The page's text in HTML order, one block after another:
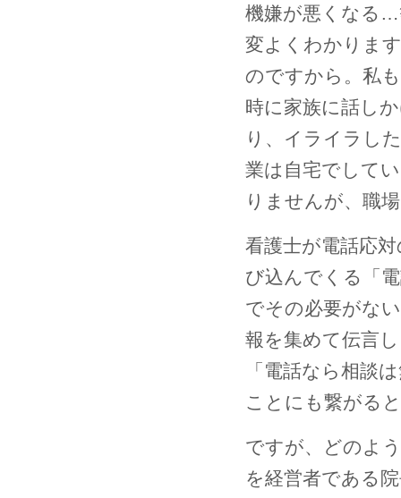
機嫌が悪くなる…
変よくわかりま
のですから。私
時に家族に話し
り、イライラし
業は自宅でして
りませんが、職
看護士が電話応
び込んでくる「
でその必要がな
報を集めて伝言
「電話なら相談
ことにも繋がる
ですが、どのよ
を経営者である